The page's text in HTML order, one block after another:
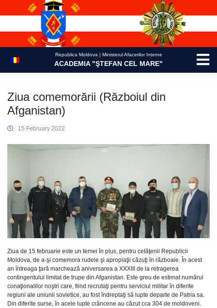
Republica Moldova | Ministerul Afacerilor Interne
ACADEMIA "ŞTEFAN CEL MARE"
Ziua comemorării (Războiul din
Afganistan)
15 February 2022
Ziua de 15 februarie este un temei în plus, pentru cetăţenii Republicii
Moldova, de a-şi comemora rudele şi apropiaţii căzuţi în războaie. În acest
an întreaga ţară marchează aniversarea a XXXIII de la retragerea
contingentului limitat de trupe din Afganistan. Este greu de estimat numărul
conaţionalilor noştri care, fiind recrutaţi pentru serviciul militar în diferite
regiuni ale uniunii sovietice, au fost îndreptaţi să lupte departe de Patria sa.
Din diferite surse, în acele lupte crâncene au căzut cca 304 de moldoveni.